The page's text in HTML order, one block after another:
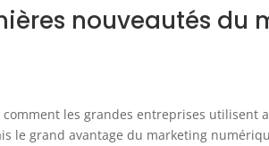
nouveautés
les grandes entreprises utilisent
le grand avantage du marketing